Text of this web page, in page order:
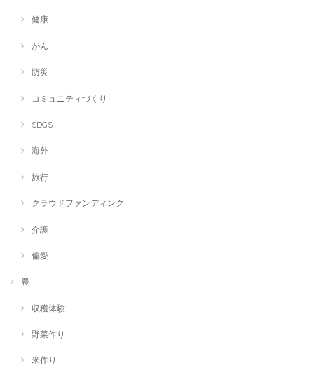
健康
がん
防災
コミュニティづくり
SDGS
海外
旅行
クラウドファンディング
介護
偏愛
農
収穫体験
野菜作り
米作り